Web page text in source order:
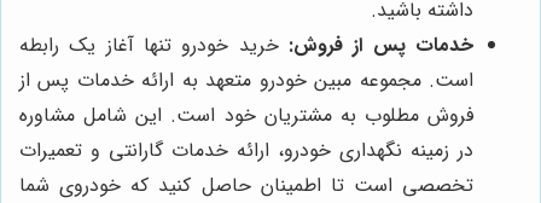
داشته باشید.
خدمات پس از فروش: خرید خودرو تنها آغاز یک رابطه
است. مجموعه مبین خودرو متعهد به ارائه خدمات پس از
فروش مطلوب به مشتریان خود است. این شامل مشاوره
در زمینه نگهداری خودرو، ارائه خدمات گارانتی و تعمیرات
تخصصی است تا اطمینان حاصل کنید که خودروی شما